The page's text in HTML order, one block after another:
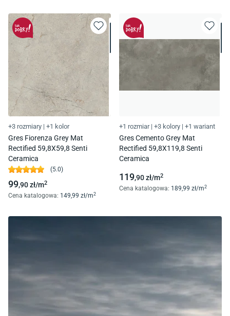
+3 rozmiary | +1 kolor
Gres Fiorenza Grey Mat
Rectified 59,8X59,8 Senti
Ceramica
(5.0)
99,90zł/m2
Cena katalogowa: 149,99 zł/m2
+1 rozmiar | +3 kolory | +1 wariant
Gres Cemento Grey Mat
Rectified 59,8X119,8 Senti
Ceramica
119,90zł/m2
Cena katalogowa: 189,99 zł/m2